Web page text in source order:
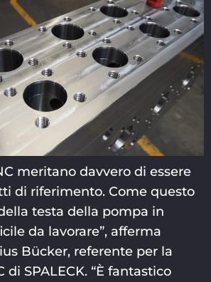
meritano davvero di essere
di riferimento. Come questo
testa della pompa in
da lavorare”, afferma
Bücker, referente per la
di SPALECK. “È fantastico